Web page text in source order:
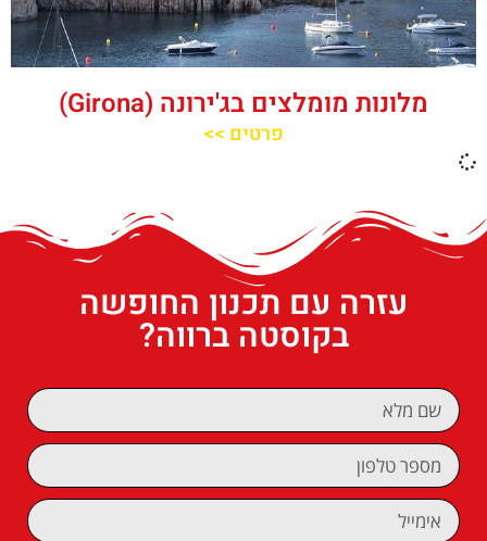
מלונות מומלצים בג'ירונה (Girona)
פרטים >>
עזרה עם תכנון החופשה
בקוסטה ברווה?